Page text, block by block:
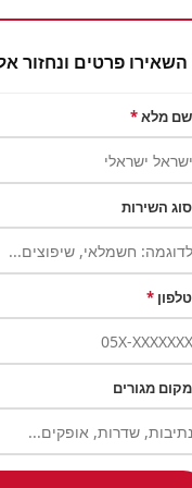
השאירו פרטים ונחזור
שם מלא*
השירות
*
מגורים